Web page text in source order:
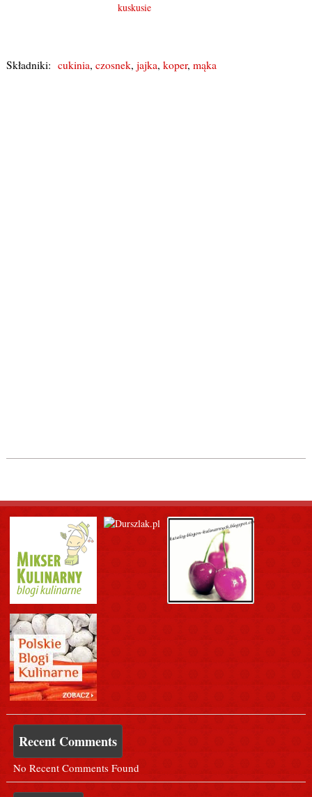
kuskusie
Składniki: cukinia, czosnek, jajka, koper, mąka
Recent Comments
No Recent Comments Found